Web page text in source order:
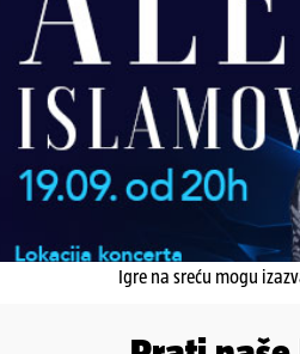
Igre na sreću mogu